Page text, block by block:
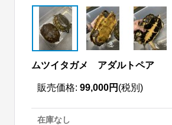
ムツイタガメ アダルトペア
販売価格: 99,000円 (税別)
在庫なし